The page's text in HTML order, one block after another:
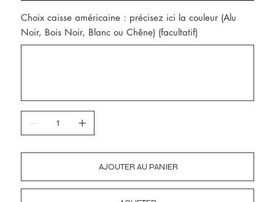
Choix caisse américaine : précisez ici la couleur (Alu
Noir, Bois Noir, Blanc ou Chêne) (facultatif)
AJOUTER AU PANIER